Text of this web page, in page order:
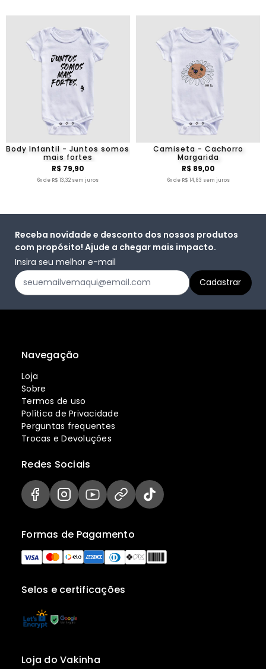
Body Infantil - Juntos somos
mais fortes
R$ 79,90
6x de R$ 13,32 sem juros
Camiseta - Cachorro
Margarida
R$ 89,00
6x de R$ 14,83 sem juros
Receba novidade e desconto dos nossos produtos
com propósito! Ajude a chegar mais impacto.
Insira seu melhor e-mail
Navegação
Loja
Sobre
Termos de uso
Política de Privacidade
Perguntas frequentes
Trocas e Devoluções
Selos e certificações
Formas de Pagamento
Redes Sociais
Loja do Vakinha